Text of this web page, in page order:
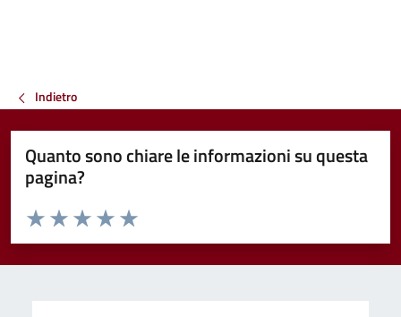
Indietro
Quanto sono chiare le informazioni su questa
pagina?
Valuta da 1 a 5 stelle la pagina
Valuta 5 stelle su 5
Valuta 4 stelle su 5
Valuta 3 stelle su 5
Valuta 2 stelle su 5
Valuta 1 stelle su 5